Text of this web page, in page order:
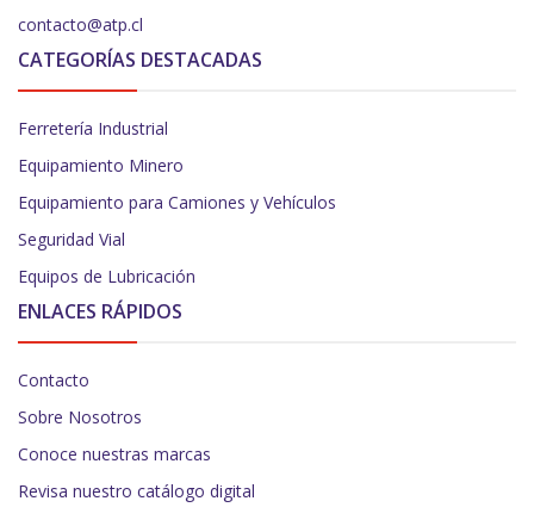
contacto@atp.cl
CATEGORÍAS DESTACADAS
Ferretería Industrial
Equipamiento Minero
Equipamiento para Camiones y Vehículos
Seguridad Vial
Equipos de Lubricación
ENLACES RÁPIDOS
Contacto
Sobre Nosotros
Conoce nuestras marcas
Revisa nuestro catálogo digital